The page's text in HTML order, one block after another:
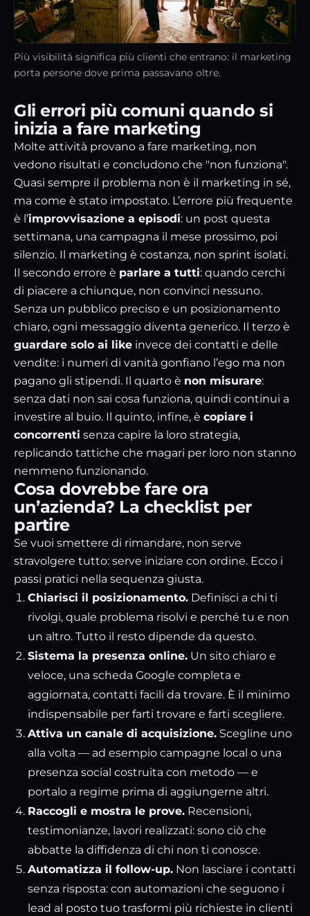
Più visibilità significa più clienti che entrano: il marketing
porta persone dove prima passavano oltre.
Gli errori più comuni quando si
inizia a fare marketing
Molte attività provano a fare marketing, non
vedono risultati e concludono che "non funziona".
Quasi sempre il problema non è il marketing in sé,
ma come è stato impostato. L’errore più frequente
è l’improvvisazione a episodi: un post questa
settimana, una campagna il mese prossimo, poi
silenzio. Il marketing è costanza, non sprint isolati.
Il secondo errore è parlare a tutti: quando cerchi
di piacere a chiunque, non convinci nessuno.
Senza un pubblico preciso e un posizionamento
chiaro, ogni messaggio diventa generico. Il terzo è
guardare solo ai like invece dei contatti e delle
vendite: i numeri di vanità gonfiano l’ego ma non
pagano gli stipendi. Il quarto è non misurare:
senza dati non sai cosa funziona, quindi continui a
investire al buio. Il quinto, infine, è copiare i
concorrenti senza capire la loro strategia,
replicando tattiche che magari per loro non stanno
nemmeno funzionando.
Cosa dovrebbe fare ora
un’azienda? La checklist per
partire
Se vuoi smettere di rimandare, non serve
stravolgere tutto: serve iniziare con ordine. Ecco i
passi pratici nella sequenza giusta.
Chiarisci il posizionamento. Definisci a chi ti
rivolgi, quale problema risolvi e perché tu e non
un altro. Tutto il resto dipende da questo.
Sistema la presenza online. Un sito chiaro e
veloce, una scheda Google completa e
aggiornata, contatti facili da trovare. È il minimo
indispensabile per farti trovare e farti scegliere.
Attiva un canale di acquisizione. Scegline uno
alla volta — ad esempio campagne local o una
presenza social costruita con metodo — e
portalo a regime prima di aggiungerne altri.
Raccogli e mostra le prove. Recensioni,
testimonianze, lavori realizzati: sono ciò che
abbatte la diffidenza di chi non ti conosce.
Automatizza il follow-up. Non lasciare i contatti
senza risposta: con automazioni che seguono i
lead al posto tuo trasformi più richieste in clienti